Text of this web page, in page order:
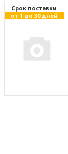
Cрок поставки
от 1 до 30 дней